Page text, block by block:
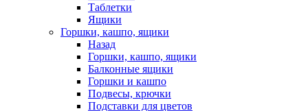
Таблетки
Ящики
Горшки, кашпо, ящики
Назад
Горшки, кашпо, ящики
Балконные ящики
Горшки и кашпо
Подвесы, крючки
Подставки для цветов